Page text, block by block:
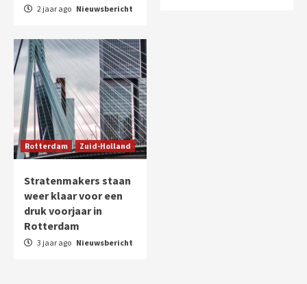
2 jaar ago Nieuwsbericht
Rotterdam Zuid-Holland
Stratenmakers staan
weer klaar voor een
druk voorjaar in
Rotterdam
3 jaar ago Nieuwsbericht